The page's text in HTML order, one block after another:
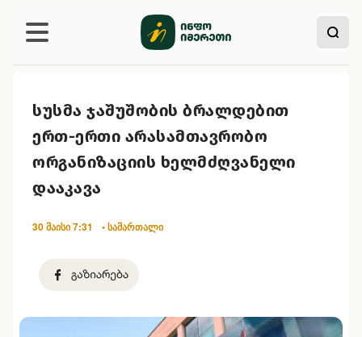
სუსმა ჯაშუშობის ბრალდებით
ერთ-ერთი არასამთავრობო
ორგანიზაციის ხელმძღვანელი
დააკავა
30 მაისი 7:31 • სამართალი